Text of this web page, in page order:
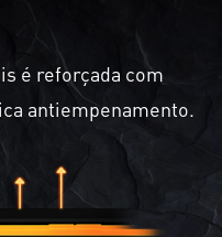
é reforçada com
antiempenamento.